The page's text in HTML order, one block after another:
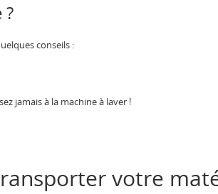
conseils :
jamais à la machine à laver !
votre